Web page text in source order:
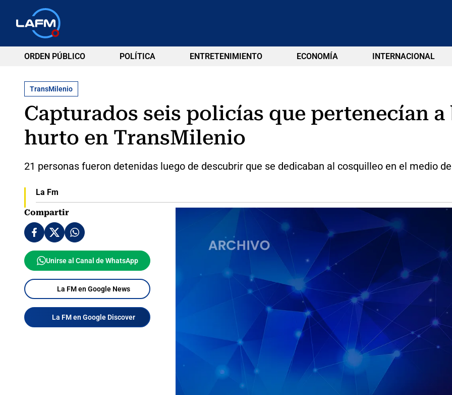
ORDEN PÚBLICO POLÍTICA ENTRETENIMIENTO ECONOMÍA INTERNACIONAL
TransMilenio
Capturados seis policías que pertenecían
hurto en TransMilenio
21 personas fueron detenidas luego de descubrir que se dedicaban al cosquilleo en el medio
La Fm
Compartir
Unirse al Canal de WhatsApp
La FM en Google News
La FM en Google Discover